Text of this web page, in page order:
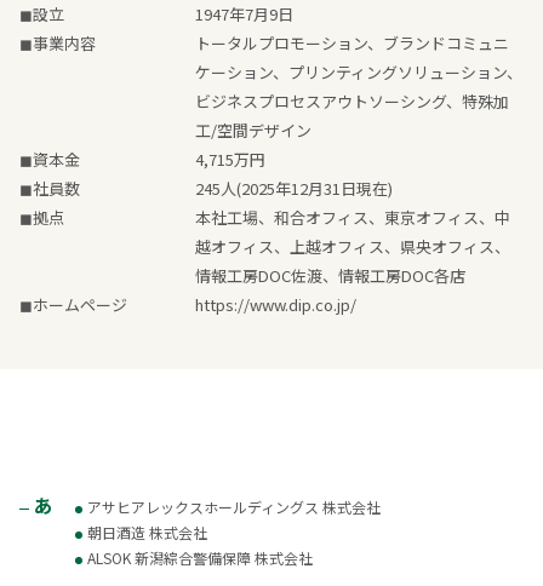
◼設立
1947年7月9日
◼事業内容
トータルプロモーション、ブランドコミュニ
ケーション、プリンティングソリューション、
ビジネスプロセスアウトソーシング、特殊加
工/空間デザイン
◼資本金
4,715万円
◼社員数
245人(2025年12月31日現在)
◼拠点
本社工場、和合オフィス、東京オフィス、中
越オフィス、上越オフィス、県央オフィス、
情報工房DOC佐渡、情報工房DOC各店
◼ホームページ
https://www.dip.co.jp/
あ
アサヒアレックスホールディングス 株式会社
朝日酒造 株式会社
ALSOK 新潟綜合警備保障 株式会社